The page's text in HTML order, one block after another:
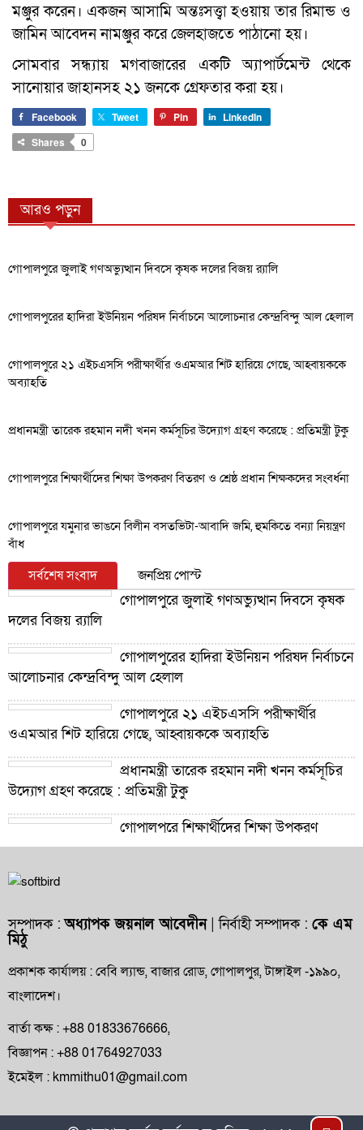
মঞ্জুর করেন। একজন আসামি অন্তঃসত্ত্বা হওয়ায় তার রিমান্ড ও
জামিন আবেদন নামঞ্জুর করে জেলহাজতে পাঠানো হয়।
সোমবার সন্ধ্যায় মগবাজারের একটি অ্যাপার্টমেন্ট থেকে
সানোয়ার জাহানসহ ২১ জনকে গ্রেফতার করা হয়।
Facebook Tweet Pin
LinkedIn
Shares
0
আরও পড়ুন
গোপালপুরে জুলাই গণঅভ্যুত্থান দিবসে কৃষক দলের বিজয় র‍্যালি
গোপালপুরের হাদিরা ইউনিয়ন পরিষদ নির্বাচনে আলোচনার কেন্দ্রবিন্দু আল হেলাল
গোপালপুরে ২১ এইচএসসি পরীক্ষার্থীর ওএমআর শিট হারিয়ে গেছে, আহ্বায়ককে
অব্যাহতি
প্রধানমন্ত্রী তারেক রহমান নদী খনন কর্মসূচির উদ্যোগ গ্রহণ করেছে : প্রতিমন্ত্রী টুকু
গোপালপুরে শিক্ষার্থীদের শিক্ষা উপকরণ বিতরণ ও শ্রেষ্ঠ প্রধান শিক্ষকদের সংবর্ধনা
গোপালপুরে যমুনার ভাঙনে বিলীন বসতভিটা-আবাদি জমি, হুমকিতে বন্যা নিয়ন্ত্রণ
বাঁধ
সর্বশেষ সংবাদ জনপ্রিয় পোস্ট
গোপালপুরে জুলাই গণঅভ্যুত্থান দিবসে কৃষক
দলের বিজয় র‍্যালি
গোপালপুরের হাদিরা ইউনিয়ন পরিষদ নির্বাচনে
আলোচনার কেন্দ্রবিন্দু আল হেলাল
গোপালপুরে ২১ এইচএসসি পরীক্ষার্থীর
ওএমআর শিট হারিয়ে গেছে, আহ্বায়ককে অব্যাহতি
প্রধানমন্ত্রী তারেক রহমান নদী খনন কর্মসূচির
উদ্যোগ গ্রহণ করেছে : প্রতিমন্ত্রী টুকু
গোপালপুরে শিক্ষার্থীদের শিক্ষা উপকরণ
বিতরণ ও শ্রেষ্ঠ প্রধান শিক্ষকদের সংবর্ধনা
দুর্নীতি ও অনিয়মের অভিযোগ
অফিসারের বিদায় সংবর্ধনা
গোপালপুর প্রেসক্লাবের সংবাদকর্মীদের সঙ্গে
নবাগত ইউএনও’র মতবিনিময়
গোপালপুরসহ সারাদেশে ফ্যামিলি কার্ড বিতরণ
সম্পাদক :অধ্যাপক জয়নাল আবেদীন| নির্বাহী সম্পাদক : কে এম
মিঠু
প্রকাশক কার্যালয় : বেবি ল্যান্ড, বাজার রোড, গোপালপুর, টাঙ্গাইল -১৯৯০,
বাংলাদেশ।
বার্তা কক্ষ : +88 01833676666,
বিজ্ঞাপন : +88 01764927033
ইমেইল : kmmithu01@gmail.com
Top